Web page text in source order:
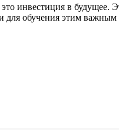
инвестиция в
обучения этим